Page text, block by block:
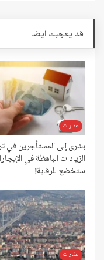
قد يعجبك ايضا
عقارات
بشرى إلى المستأجرين في
الزيادات الباهظة في
ستخضع للرقابة!
عقارات